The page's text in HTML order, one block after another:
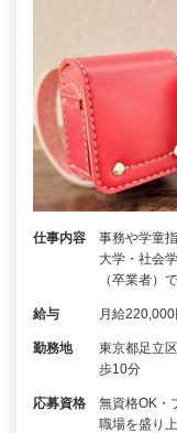
仕事内容
事務や学童
大学・社会
（卒業者）
給与 月給220,000
勤務地
東京都足立
歩10分
応募資格
無資格OK
職場を盛り